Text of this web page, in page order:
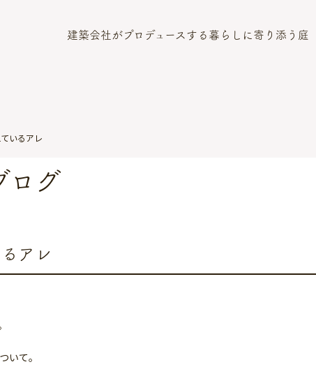
建築会社がプロデュースする暮らしに寄り添う庭
いるアレ
ログ
アレ
いて。